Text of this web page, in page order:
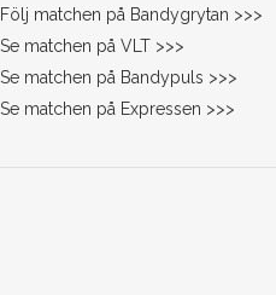
Följ matchen på Bandygrytan >>>
Se matchen på VLT >>>
Se matchen på Bandypuls >>>
Se matchen på Expressen >>>